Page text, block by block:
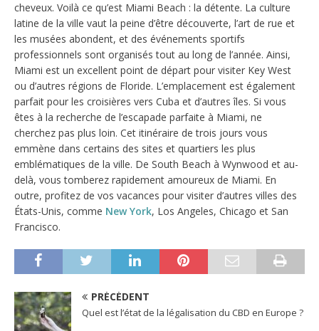
cheveux. Voilà ce qu’est Miami Beach : la détente. La culture
latine de la ville vaut la peine d’être découverte, l’art de rue et
les musées abondent, et des événements sportifs
professionnels sont organisés tout au long de l’année. Ainsi,
Miami est un excellent point de départ pour visiter Key West
ou d’autres régions de Floride. L’emplacement est également
parfait pour les croisières vers Cuba et d’autres îles. Si vous
êtes à la recherche de l’escapade parfaite à Miami, ne
cherchez pas plus loin. Cet itinéraire de trois jours vous
emmène dans certains des sites et quartiers les plus
emblématiques de la ville. De South Beach à Wynwood et au-
delà, vous tomberez rapidement amoureux de Miami. En
outre, profitez de vos vacances pour visiter d’autres villes des
États-Unis, comme New York, Los Angeles, Chicago et San
Francisco.
PRÉCÉDENT
Quel est l’état de la légalisation du CBD en Europe ?